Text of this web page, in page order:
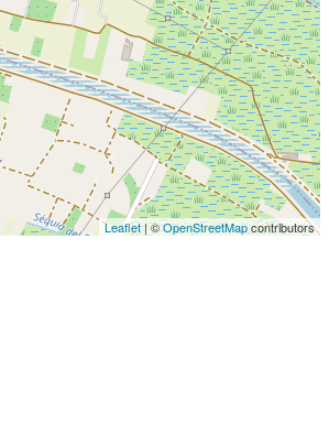
Leaflet| ©OpenStreetMapcontributors